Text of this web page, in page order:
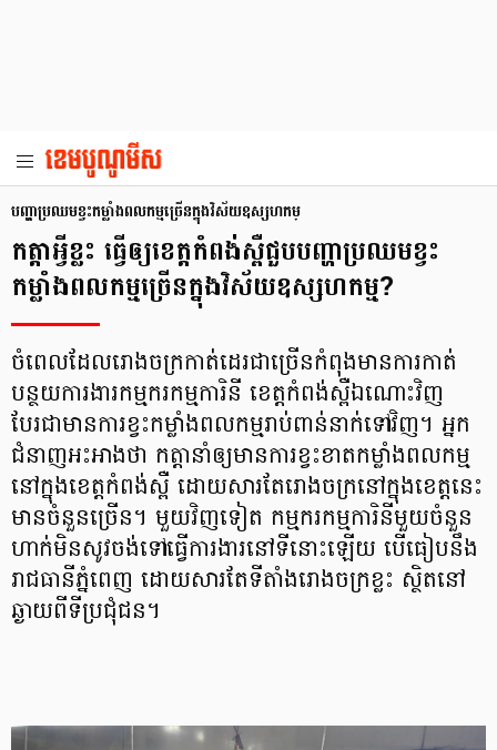
បញ្ហាប្រឈមខ្វះកម្លាំងពលកម្មច្រើនក្នុងវិស័យឧស្សហកម្
កត្តាអ្វីខ្លះ ធ្វើឲ្យខេត្តកំពង់ស្ពឺជួបបញ្ហាប្រឈមខ្វះ
កម្លាំងពលកម្មច្រើនក្នុងវិស័យឧស្សហកម្ម?
ចំពេលដែលរោងចក្រកាត់ដេរជាច្រើនកំពុងមានការកាត់
បន្ថយការងារកម្មករកម្មការិនី ខេត្តកំពង់ស្ពឺឯណោះវិញ
បែរជាមានការខ្វះកម្លាំងពលកម្មរាប់ពាន់នាក់ទៅវិញ។ អ្នក
ជំនាញអះអាងថា កត្តានាំឲ្យមានការខ្វះខាតកម្លាំងពលកម្ម
នៅក្នុងខេត្តកំពង់ស្ពឺ ដោយសារតែរោងចក្រនៅក្នុងខេត្តនេះ
មានចំនួនច្រើន។ មួយវិញទៀត កម្មករកម្មការិនីមួយចំនួន
ហាក់មិនសូវចង់ទៅធ្វើការងារនៅទីនោះឡើយ បើធៀបនឹង
រាជធានីភ្នំពេញ ដោយសារតែទីតាំងរោងចក្រខ្លះ ស្ថិតនៅ
ឆ្ងាយពីទីប្រជុំជន។